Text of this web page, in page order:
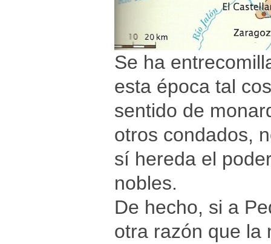
Se ha
esta época tal
sentido de
otros condados,
sí hereda el
nobles.
De hecho, si a
otra razón que la